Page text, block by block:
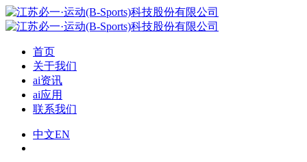
首页
关于我们
ai资讯
ai应用
联系我们
中文EN